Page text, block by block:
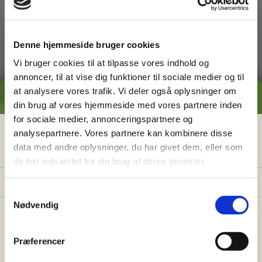
Denne hjemmeside bruger cookies
Vi bruger cookies til at tilpasse vores indhold og
annoncer, til at vise dig funktioner til sociale medier og til
at analysere vores trafik. Vi deler også oplysninger om
din brug af vores hjemmeside med vores partnere inden
for sociale medier, annonceringspartnere og
analysepartnere. Vores partnere kan kombinere disse
data med andre oplysninger, du har givet dem, eller som
de har indsamlet fra din brug af deres tjenester.
Nødvendig
Præferencer
Græsslåning
GRATIS PRISESTIMAT
Hvad koster detegentligat få
hjælp i haven?
Få vores prisguide med faste timepriser, eksempler
Konkrete eksempler på typiske opgaver
Sådan sparer du 26% med servicefradraget